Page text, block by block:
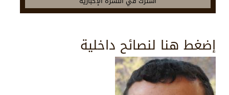
إضغط هنا لنصائح داخلية